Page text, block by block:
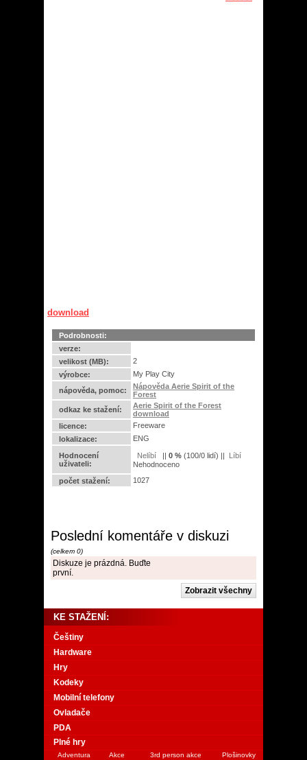
download
Podrobnosti:
verze:
velikost (MB):
2
výrobce:
My Play City
nápověda, pomoc:
Nápověda Aerie Spirit of the
Forest
odkaz ke stažení:
Aerie Spirit of the Forest
download
licence:
Freeware
lokalizace:
ENG
Hodnocení
uživateli:
|| 0 % (100/0 lidí) ||
Nehodnoceno
počet stažení:
1027
Poslední komentáře v diskuzi
(celkem 0)
Diskuze je prázdná. Buďte
první.
KE STAŽENÍ:
Češtiny
Hardware
Hry
Kodeky
Mobilní telefony
Ovladače
PDA
Plné hry
Adventura Akce 3rd person akce
Plošinovky